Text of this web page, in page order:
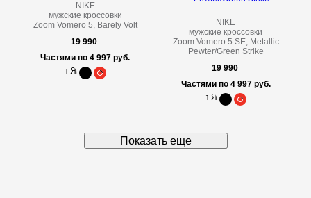
NIKE
мужские кроссовки
Zoom Vomero 5, Barely Volt
19 990
Частями по 4 997 руб.
NIKE
мужские кроссовки
Zoom Vomero 5 SE, Metallic
Pewter/Green Strike
19 990
Частями по 4 997 руб.
Показать еще